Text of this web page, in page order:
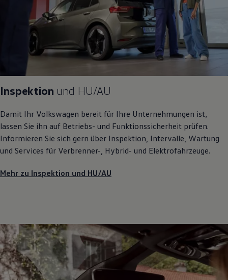
Inspektion und HU/AU
Damit Ihr Volkswagen bereit für Ihre Unternehmungen ist,
lassen Sie ihn auf Betriebs- und Funktionssicherheit prüfen.
Informieren Sie sich gern über Inspektion, Intervalle, Wartung
und Services für Verbrenner-, Hybrid- und Elektrofahrzeuge.
Mehr zu Inspektion und HU/AU